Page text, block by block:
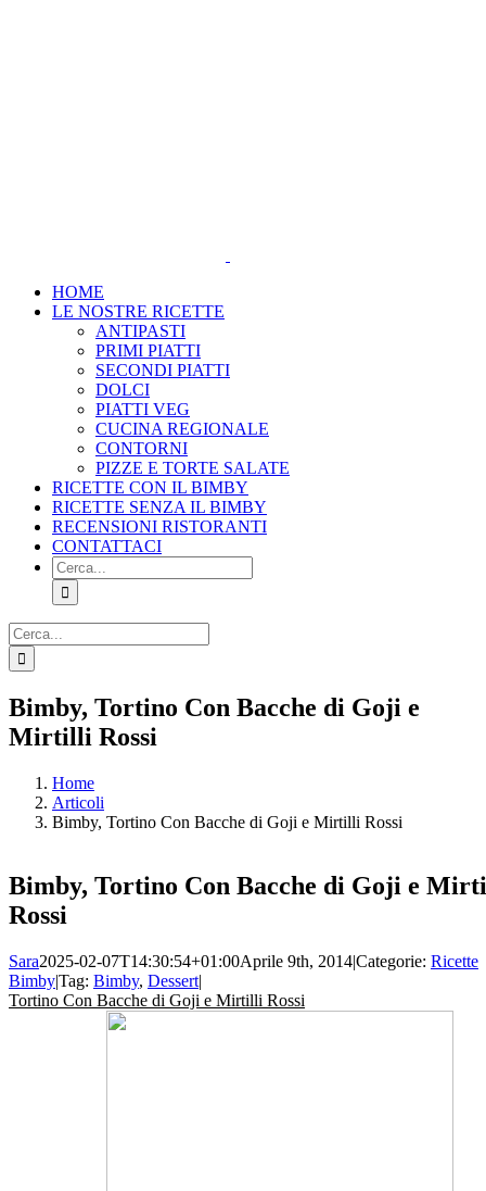
HOME
LE NOSTRE RICETTE
ANTIPASTI
PRIMI PIATTI
SECONDI PIATTI
DOLCI
PIATTI VEG
CUCINA REGIONALE
CONTORNI
PIZZE E TORTE SALATE
RICETTE CON IL BIMBY
RICETTE SENZA IL BIMBY
RECENSIONI RISTORANTI
CONTATTACI
Cerca
per:
Cerca
per:
Bimby, Tortino Con Bacche di Goji e
Mirtilli Rossi
Home
Articoli
Bimby, Tortino Con Bacche di Goji e Mirtilli Rossi
Bimby, Tortino Con Bacche di Goji e
Rossi
Sara2025-02-07T14:30:54+01:00Aprile 9th, 2014|Categorie: Ricette
Bimby|Tag: Bimby, Dessert|
Tortino Con Bacche di Goji e Mirtilli Rossi